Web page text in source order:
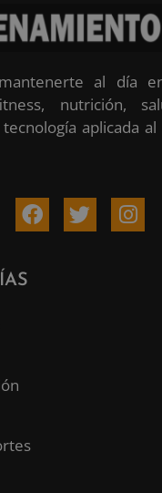
al día
nutrición,
aplicada